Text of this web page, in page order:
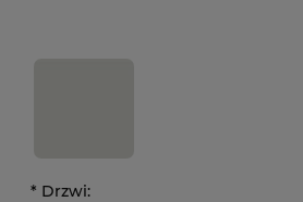
* Drzwi: